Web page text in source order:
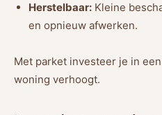
Herstelbaar: Kleine
en opnieuw afwerken.
Met parket investeer je in
woning verhoogt.